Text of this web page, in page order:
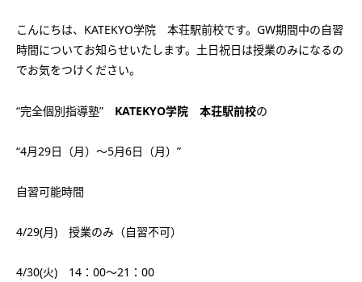
講師募集／営業員・事務員募集
会社概要
プライバシーポリシー
こんにちは、KATEKYO学院 本荘駅前校です。GW期間中の自習
時間についてお知らせいたします。土日祝日は授業のみになるの
でお気をつけください。
“完全個別指導塾” KATEKYO学院 本荘駅前校の
“4月29日（月）～5月6日（月）”
自習可能時間
4/29(月) 授業のみ（自習不可）
4/30(火) 14：00～21：00